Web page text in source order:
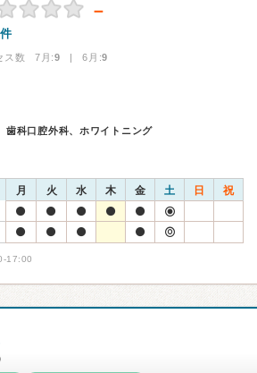
－
ス数 7月:9 | 6月:9
歯科口腔外科、ホワイトニング
月 火 水 木 金 土 日 祝
17:00